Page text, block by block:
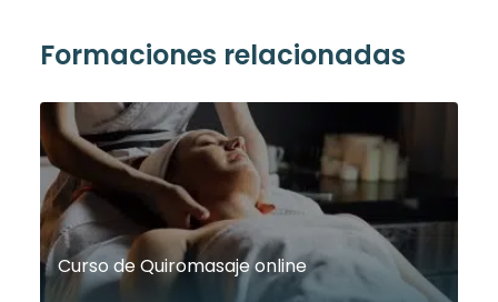
Formaciones relacionadas
Curso de Quiromasaje online